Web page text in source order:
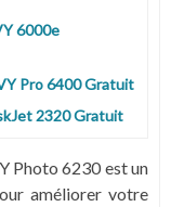
6000e
Pro 6400 Gratuit
2320 Gratuit
Photo 6230 est un
améliorer votre